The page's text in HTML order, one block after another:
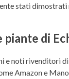
stati dimostrati
di
e noti rivenditori di
Amazon e